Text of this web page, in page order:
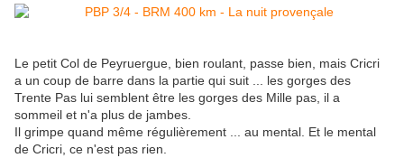
Le petit Col de Peyruergue, bien roulant, passe bien, mais Cricri
a un coup de barre dans la partie qui suit ... les gorges des
Trente Pas lui semblent être les gorges des Mille pas, il a
sommeil et n'a plus de jambes.
Il grimpe quand même régulièrement ... au mental. Et le mental
de Cricri, ce n'est pas rien.